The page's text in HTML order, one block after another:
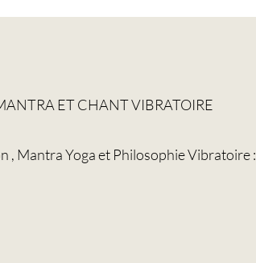
ET CHANT VIBRATOIRE
, Mantra Yoga et Philosophie Vibratoire :